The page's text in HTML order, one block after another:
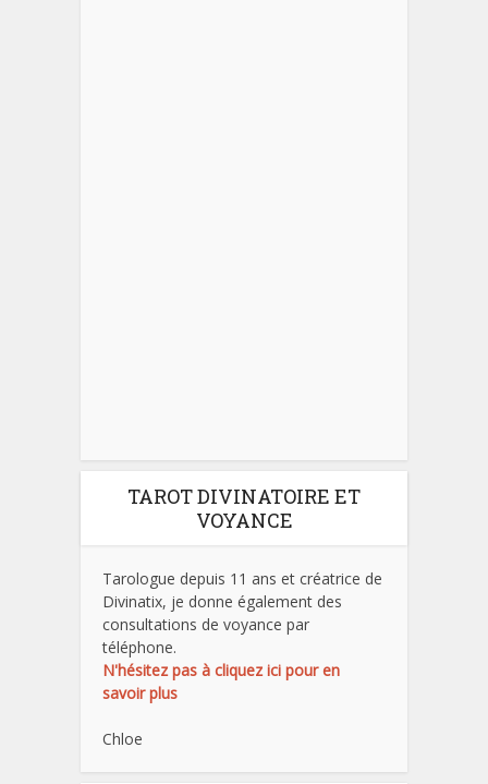
TAROT DIVINATOIRE ET
VOYANCE
Tarologue depuis 11 ans et créatrice de
Divinatix, je donne également des
consultations de voyance par
téléphone.
N'hésitez pas à cliquez ici pour en
savoir plus
Chloe